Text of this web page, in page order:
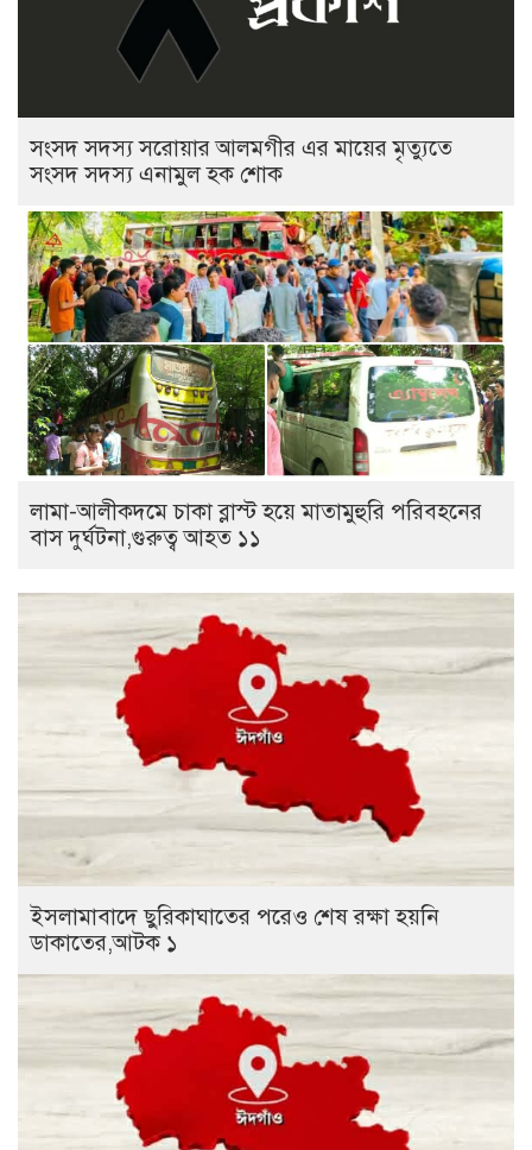
সংসদ সদস্য সরোয়ার আলমগীর এর মায়ের মৃত্যুতে
সংসদ সদস্য এনামুল হক শোক
লামা-আলীকদমে চাকা ব্লাস্ট হয়ে মাতামুহুরি পরিবহনের
বাস দুর্ঘটনা,গুরুত্ব আহত ১১
ইসলামাবাদে ছুরিকাঘাতের পরেও শেষ রক্ষা হয়নি
ডাকাতের,আটক ১